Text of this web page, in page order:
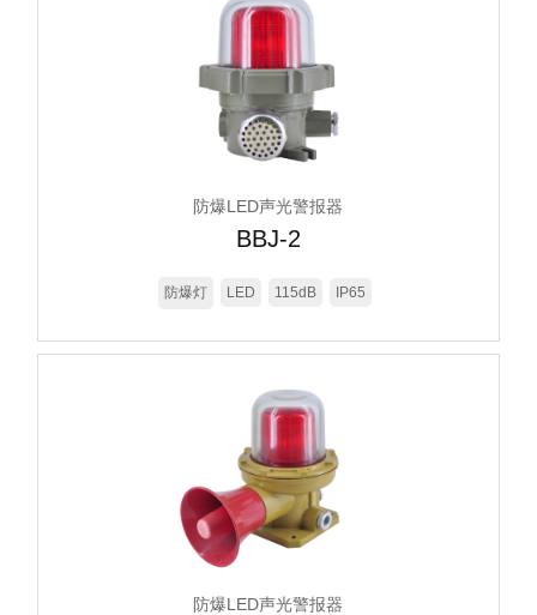
防爆LED声光警报器
BBJ-2
防爆灯 LED 115dB IP65
防爆LED声光警报器